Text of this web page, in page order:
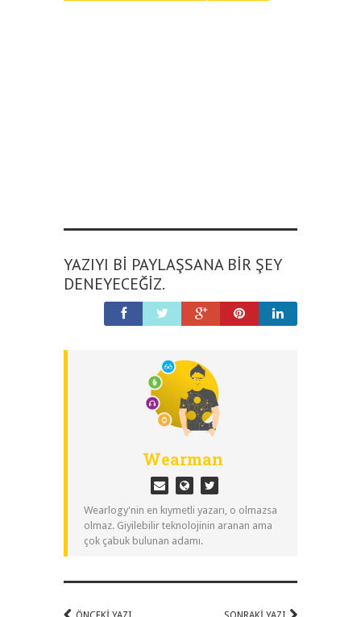
YAZIYI BI PAYLAŞSANA BIR ŞEY
DENEYECEĞIZ.
Wearman
Wearlogy'nin en kıymetli yazarı, o olmazsa
olmaz. Giyilebilir teknolojinin aranan ama
çok çabuk bulunan adamı.